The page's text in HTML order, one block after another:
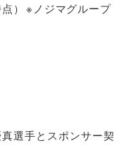
） ※ノジマグループ
選手とスポンサー契